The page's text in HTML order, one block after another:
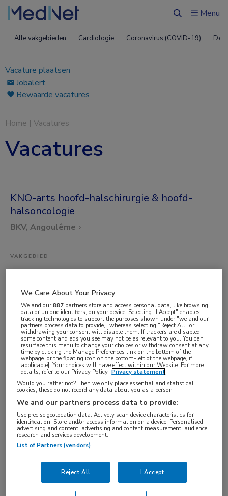
ZoekenMenu
Alle vakgebieden Cardiologie Coronavirus (COVID-19)
Vacature plaatsen
Jobalert
Bewaarde vacatures
Home | Vacatures
Vacatures
KNO-arts hoofd-halschirurgie & hoofd-
halsoncologie
BKV, Angoulême
VAKGEBIED
KNO-arts
BRANCHE
Ziekenhuis
AANSTELLING
Vaste aanstelling
PLAATSINGSDATUM
28 mei 2025
NIVEAU
WO
ERVARING
Ervaren
We Care About Your Privacy
We and our887 partners store and access personal data, like browsing
data or unique identifiers, on your device. Selecting "I Accept" enables
tracking technologies to support the purposes shown under "we and our
partners process data to provide," whereas selecting "Reject All" or
withdrawing your consent will disable them. If trackers are disabled,
some content and ads you see may not be as relevant to you. You can
resurface this menu to change your choices or withdraw consent at any
time by clicking the Manage Preferences link on the bottom of the
webpage [or the floating icon on the bottom-left of the webpage, if
applicable]. Your choices will have effect within our Website. For more
details, refer to our Privacy Policy. Privacy statement
Would you rather not? Then we only place essential and statistical
cookies, these do not record any data about you as a person
We and our partners process data to provide:
Use precise geolocation data. Actively scan device characteristics for
identification. Store and/or access information on a device. Personalised
advertising and content, advertising and content measurement, audience
research and services development.
List of Partners (vendors)
Reject All I Accept